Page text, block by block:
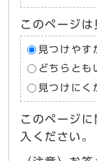
このページは
見つけやす
どちらとも
見つけにく
このページ
入ください。